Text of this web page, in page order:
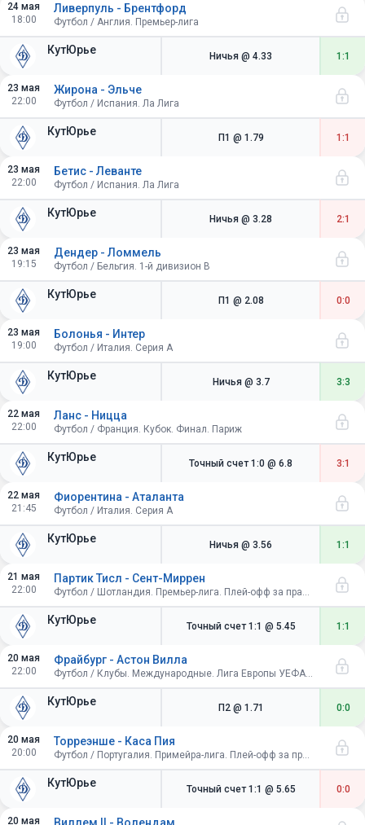
24 мая
18:00
КутЮрье
Ливерпуль - Брентфорд
Футбол / Англия. Премьер-лига
Ничья @ 4.33 1:1
23 мая
22:00
КутЮрье
Жирона - Эльче
Футбол / Испания. Ла Лига
П1 @ 1.79 1:1
23 мая
22:00
КутЮрье
Бетис - Леванте
Футбол / Испания. Ла Лига
Ничья @ 3.28 2:1
23 мая
19:15
КутЮрье
Дендер - Ломмель
Футбол / Бельгия. 1-й дивизион B
П1 @ 2.08 0:0
23 мая
19:00
КутЮрье
Болонья - Интер
Футбол / Италия. Серия A
Ничья @ 3.7 3:3
22 мая
22:00
КутЮрье
Ланс - Ницца
Футбол / Франция. Кубок. Финал. Париж
Точный счет 1:0 @ 6.8 3:1
22 мая
21:45
КутЮрье
Фиорентина - Аталанта
Футбол / Италия. Серия A
Ничья @ 3.56 1:1
21 мая
22:00
КутЮрье
Партик Тисл - Сент-Миррен
Футбол / Шотландия. Премьер-лига. Плей-офф за право играть в Премьер-лиге. Финал. Первый матч
Точный счет 1:1 @ 5.45 1:1
20 мая
22:00
КутЮрье
Фрайбург - Астон Вилла
Футбол / Клубы. Международные. Лига Европы УЕФА. Плей-офф. Финал. Стамбул
П2 @ 1.71 0:0
20 мая
20:00
КутЮрье
Торреэнше - Каса Пия
Футбол / Португалия. Примейра-лига. Плей-офф за право играть в Примейра-лиге. Первый матч
Точный счет 1:1 @ 5.65 0:0
20 мая